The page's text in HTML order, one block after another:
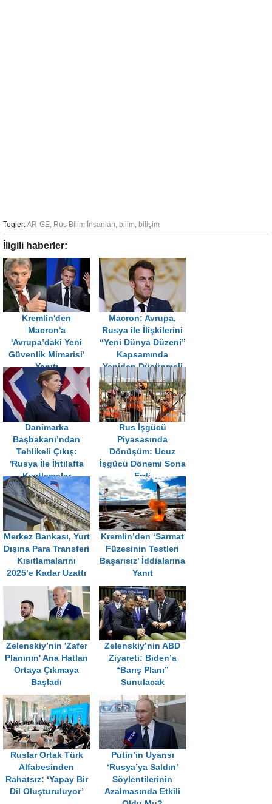
Tegler:AR-GE Rus Bilim İnsanları bilim bilişim
İligili haberler:
Kremlin'den
Macron'a
'Avrupa’daki Yeni
Güvenlik Mimarisi'
Yanıtı
Macron: Avrupa,
Rusya ile İlişkilerini
“Yeni Dünya Düzeni”
Kapsamında
Yeniden Düşünmeli
Danimarka
Başbakanı’ndan
Tehlikeli Çıkış:
'Rusya İle İhtilafta
Kısıtlamalar
Kalkmalı'
Rus İşgücü
Piyasasında
Dönüşüm: Ucuz
İşgücü Dönemi Sona
Erdi
Merkez Bankası, Yurt
Dışına Para Transferi
Kısıtlamalarını
2025’e Kadar Uzattı
Kremlin’den ‘Sarmat
Füzesinin Testleri
Başarısız’ İddialarına
Yanıt
Zelenskiy’nin 'Zafer
Planının' Ana Hatları
Ortaya Çıkmaya
Başladı
Zelenskiy’nin ABD
Ziyareti: Biden’a
“Barış Planı”
Sunulacak
Ruslar Ortak Türk
Alfabesinden
Rahatsız: ‘Yapay Bir
Dil Oluşturuluyor’
Putin’in Uyarısı
‘Rusya’ya Saldırı’
Söylentilerinin
Azalmasında Etkili